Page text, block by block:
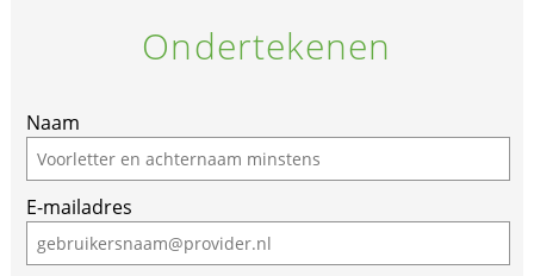
Ondertekenen
Naam
E-mailadres